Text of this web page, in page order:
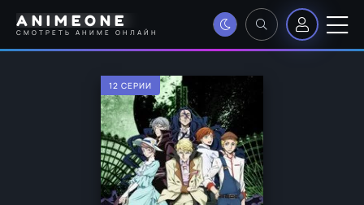
ANIMEONE
СМОТРЕТЬ АНИМЕ ОНЛАЙН
12 СЕРИИ